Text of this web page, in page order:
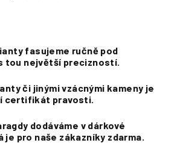
fasujeme ručně pod
tou největší precizností.
či jinými vzácnými kameny je
certifikát pravosti.
dodáváme v dárkové
pro naše zákazníky zdarma.